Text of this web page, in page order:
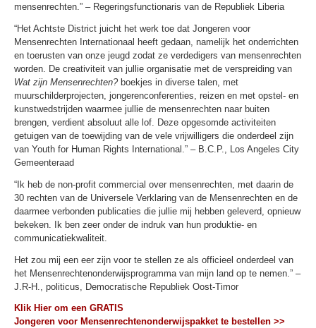
mensenrechten.” – Regeringsfunctionaris van de Republiek Liberia
“Het Achtste District juicht het werk toe dat Jongeren voor
Mensenrechten Internationaal heeft gedaan, namelijk het onderrichten
en toerusten van onze jeugd zodat ze verdedigers van mensenrechten
worden. De creativiteit van jullie organisatie met de verspreiding van
Wat zijn Mensenrechten? boekjes in diverse talen, met
muurschilderprojecten, jongerenconferenties, reizen en met opstel- en
kunstwedstrijden waarmee jullie de mensenrechten naar buiten
brengen, verdient absoluut alle lof. Deze opgesomde activiteiten
getuigen van de toewijding van de vele vrijwilligers die onderdeel zijn
van Youth for Human Rights International.” – B.C.P., Los Angeles City
Gemeenteraad
“Ik heb de non-profit commercial over mensenrechten, met daarin de
30 rechten van de Universele Verklaring van de Mensenrechten en de
daarmee verbonden publicaties die jullie mij hebben geleverd, opnieuw
bekeken. Ik ben zeer onder de indruk van hun produktie- en
communicatiekwaliteit.
Het zou mij een eer zijn voor te stellen ze als officieel onderdeel van
het Mensenrechtenonderwijsprogramma van mijn land op te nemen.” –
J.R-H., politicus, Democratische Republiek Oost-Timor
Klik Hier om een GRATIS
Jongeren voor Mensenrechtenonderwijspakket te bestellen >>